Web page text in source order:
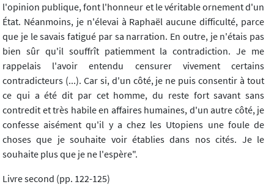
l'opinion publique, font l'honneur et le véritable ornement d'un
État. Néanmoins, je n'élevai à Raphaël aucune difficulté, parce
que je le savais fatigué par sa narration. En outre, je n'étais pas
bien sûr qu'il souffrît patiemment la contradiction. Je me
rappelais l'avoir entendu censurer vivement certains
contradicteurs (...). Car si, d'un côté, je ne puis consentir à tout
ce qui a été dit par cet homme, du reste fort savant sans
contredit et très habile en affaires humaines, d'un autre côté, je
confesse aisément qu'il y a chez les Utopiens une foule de
choses que je souhaite voir établies dans nos cités. Je le
souhaite plus que je ne l'espère".
Livre second (pp. 122-125)